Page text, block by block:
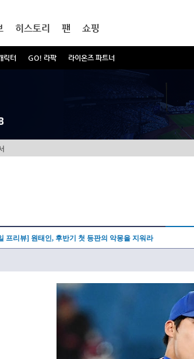
릭터 GO! 라팍 라이온즈 파트너
히스토리 팬 쇼핑
프리뷰] 원태인, 후반기 첫 등판의 악몽을 지워라